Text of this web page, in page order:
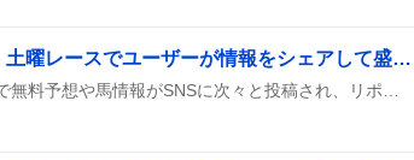
エルムS無料予想が大盛況、土曜レースでユーザーが情報をシェアして盛り上がり
8月8日の土曜レース、エルムSで無料予想や馬情報がSNSに次々と投稿され、リポストやいいねが多数付いて情報がどんどん広がっている様子が見られた。